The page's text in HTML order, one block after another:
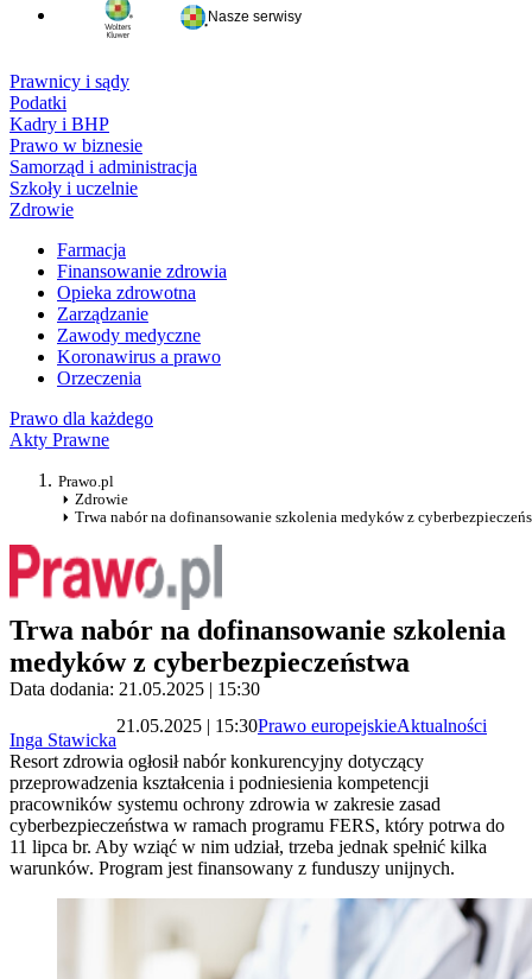
Nasze serwisy
Prawnicy i sądy
Podatki
Kadry i BHP
Prawo w biznesie
Samorząd i administracja
Szkoły i uczelnie
Zdrowie
Farmacja
Finansowanie zdrowia
Opieka zdrowotna
Zarządzanie
Zawody medyczne
Koronawirus a prawo
Orzeczenia
Prawo dla każdego
Akty Prawne
Prawo.pl
Zdrowie
Trwa nabór na dofinansowanie szkolenia medyków z
Trwa nabór na dofinansowanie szkolenia
medyków z cyberbezpieczeństwa
Data dodania: 21.05.2025 | 15:30
Inga Stawicka
21.05.2025 | 15:30Prawo europejskieAktualności
Resort zdrowia ogłosił nabór konkurencyjny dotyczący
przeprowadzenia kształcenia i podniesienia kompetencji
pracowników systemu ochrony zdrowia w zakresie zasad
cyberbezpieczeństwa w ramach programu FERS, który potrwa do
11 lipca br. Aby wziąć w nim udział, trzeba jednak spełnić kilka
warunków. Program jest finansowany z funduszy unijnych.